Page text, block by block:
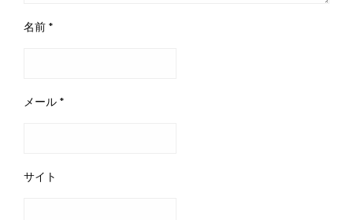
名前 *
メール *
サイト